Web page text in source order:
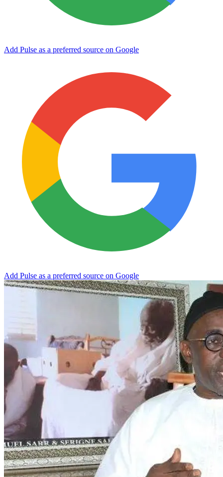
Add Pulse as a preferred source on Google
Add Pulse as a preferred source on Google